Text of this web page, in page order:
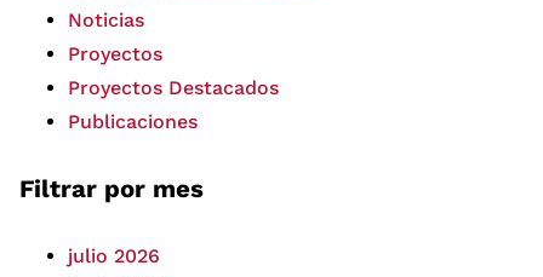
Noticias
Proyectos
Proyectos Destacados
Publicaciones
Filtrar por mes
julio 2026